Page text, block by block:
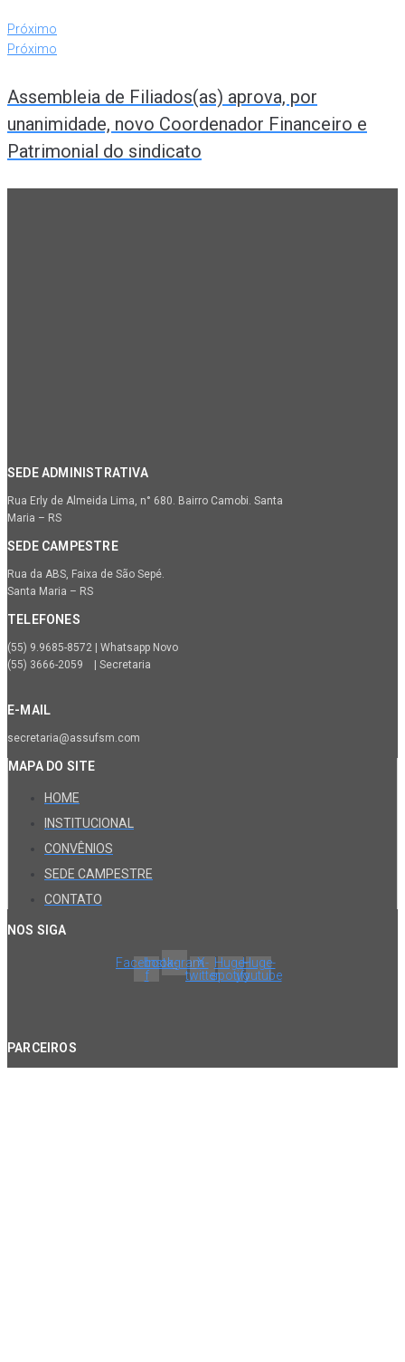
Próximo
Próximo
Assembleia de Filiados(as) aprova, por
unanimidade, novo Coordenador Financeiro e
Patrimonial do sindicato
SEDE ADMINISTRATIVA
Rua Erly de Almeida Lima, n° 680. Bairro Camobi. Santa
Maria – RS
SEDE CAMPESTRE
Rua da ABS, Faixa de São Sepé.
Santa Maria – RS
TELEFONES
(55) 9.9685-8572 | Whatsapp Novo
(55) 3666-2059 | Secretaria
E-MAIL
secretaria@assufsm.com
MAPA DO SITE
HOME
INSTITUCIONAL
CONVÊNIOS
SEDE CAMPESTRE
CONTATO
NOS SIGA
Facebook-
f
InstagramX-
twitter
Huge-
spotify
Huge-
youtube
PARCEIROS